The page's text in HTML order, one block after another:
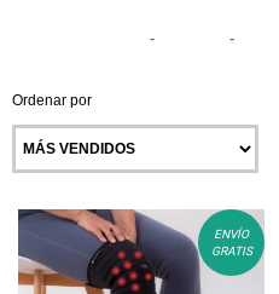
- -
Ordenar por
ENVÍO
GRATIS